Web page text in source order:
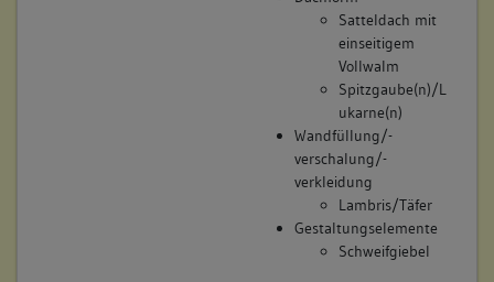
Das Haupttreppenhaus liegt zentral. Die Treppe ist mit
In der ehemaligen Schalterhalle sind alte gusseiserne
Im Obergeschoss sind noch originale Stuckdecken,
Fußleisten, Heizkörper und Fenster erhalten.
Im südlichen Treppenhaus befinden sich auf allen Podesten
Satteldach mit
einseitigem
Vollwalm
Spitzgaube(n)/L
ukarne(n)
Wandfüllung/-
verschalung/-
verkleidung
Lambris/Täfer
Gestaltungselemente
Schweifgiebel